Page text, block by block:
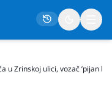
u Zrinskoj ulici, vozač ’pijan ko